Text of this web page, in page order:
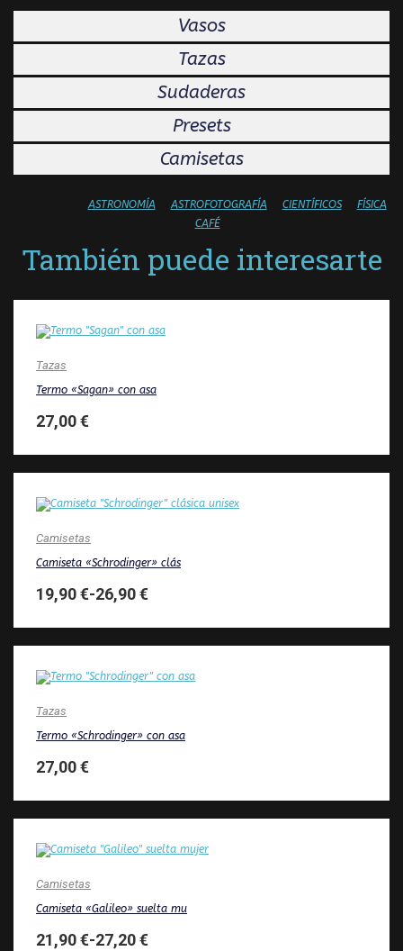
Vasos
Tazas
Sudaderas
Presets
Camisetas
ASTRONOMÍA ASTROFOTOGRAFÍA CIENTÍFICOS– FÍSICA
CAFÉ
También puede interesarte
Tazas
Termo «Sagan» con asa
27,00€
Camisetas
Camiseta «Schrodinger» clás
19,90€-26,90€
Tazas
Termo «Schrodinger» con asa
27,00€
Camisetas
Camiseta «Galileo» suelta mu
21,90€-27,20€